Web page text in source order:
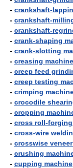
- crankshaft-
- crankshaft-
- crankshaft-
- crank-shaping
- crank-slotting
- creasing machine
- creep feed
- creep testing
- crimping
- crocodile
- cropping
- cross roll-
- cross-wire
- crosswise
- crushing
- cupping machine